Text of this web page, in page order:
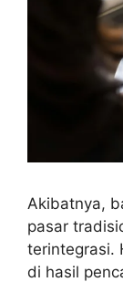
Akibatnya,
pasar
terintegrasi.
di hasil